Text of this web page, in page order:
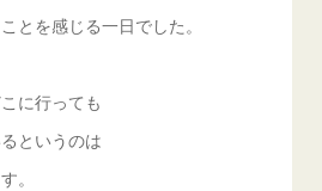
とを感じる一日でした。
に行っても
というのは
。